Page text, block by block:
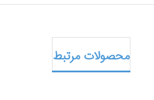
محصولات مرتبط